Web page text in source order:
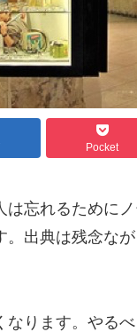
Pocket
忘れるためにノ
出典は残念な
ります。やる